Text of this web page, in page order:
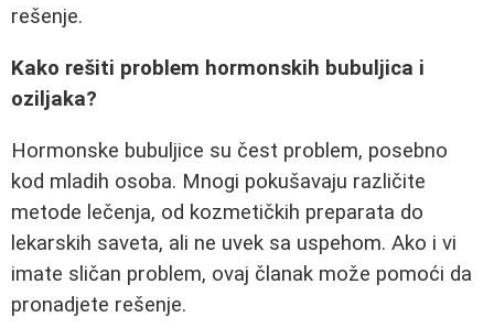
rešenje.
Kako rešiti problem hormonskih bubuljica i
oziljaka?
Hormonske bubuljice su čest problem, posebno
kod mladih osoba. Mnogi pokušavaju različite
metode lečenja, od kozmetičkih preparata do
lekarskih saveta, ali ne uvek sa uspehom. Ako i vi
imate sličan problem, ovaj članak može pomoći da
pronadjete rešenje.